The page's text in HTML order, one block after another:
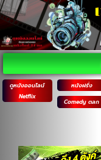
ดูหนังออนไลน์
Netflix
หนังฝรั่ง
Comedy ตลก